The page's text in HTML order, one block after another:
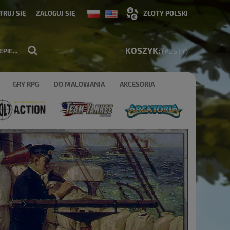
SIĘ ZALOGUJ SIĘ
KOSZYK:(PUSTY)
GRY RPG DO MALOWANIA AKCESORIA